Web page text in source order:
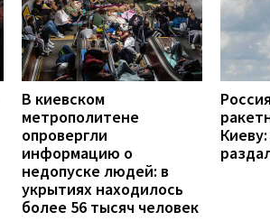
В киевском
метрополитене
опровергли
информацию о
недопуске людей: в
укрытиях находилось
более 56 тысяч человек